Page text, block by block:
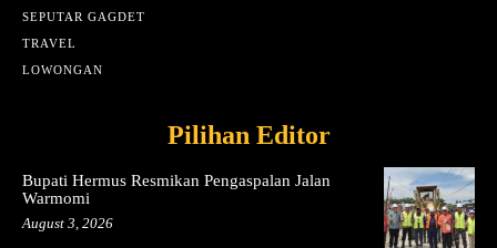
SEPUTAR GAGDET
TRAVEL
LOWONGAN
Pilihan Editor
Bupati Hermus Resmikan Pengaspalan Jalan
Warmomi
August 3, 2026